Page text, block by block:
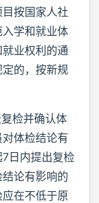
按国家人社
学和就业体
业权利的通
的，按新规
检并确认体
体检结论有
日内提出复检
论有影响的
在不低于原